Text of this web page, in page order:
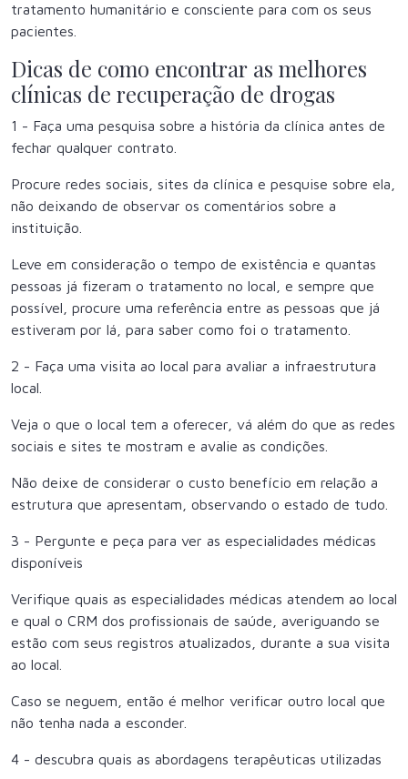
tratamento humanitário e consciente para com os seus
pacientes.
Dicas de como encontrar as melhores
clínicas de recuperação de drogas
1 - Faça uma pesquisa sobre a história da clínica antes de
fechar qualquer contrato.
Procure redes sociais, sites da clínica e pesquise sobre ela,
não deixando de observar os comentários sobre a
instituição.
Leve em consideração o tempo de existência e quantas
pessoas já fizeram o tratamento no local, e sempre que
possível, procure uma referência entre as pessoas que já
estiveram por lá, para saber como foi o tratamento.
2 - Faça uma visita ao local para avaliar a infraestrutura
local.
Veja o que o local tem a oferecer, vá além do que as redes
sociais e sites te mostram e avalie as condições.
Não deixe de considerar o custo benefício em relação a
estrutura que apresentam, observando o estado de tudo.
3 - Pergunte e peça para ver as especialidades médicas
disponíveis
Verifique quais as especialidades médicas atendem ao local
e qual o CRM dos profissionais de saúde, averiguando se
estão com seus registros atualizados, durante a sua visita
ao local.
Caso se neguem, então é melhor verificar outro local que
não tenha nada a esconder.
4 - descubra quais as abordagens terapêuticas utilizadas